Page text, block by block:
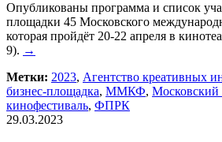
Опубликованы программа и список
площадки 45 Московского
которая пройдёт 20-22 апреля в
9). →
Метки: 2023, Агентство креативных
бизнес-площадка, ММКФ,
кинофестиваль, ФПРК
29.03.2023